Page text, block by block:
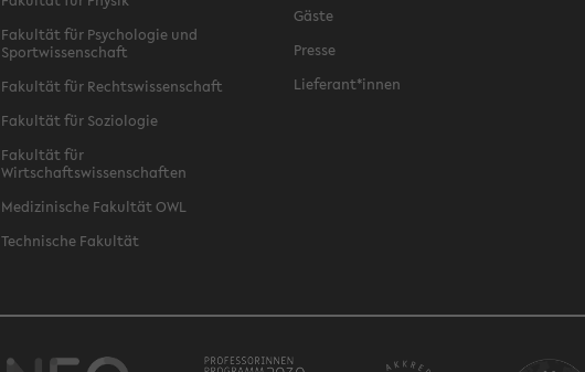
Fakultät für Psychologie und
Sportwissenschaft
Fakultät für Rechtswissenschaft
Fakultät für Soziologie
Fakultät für
Wirtschaftswissenschaften
Medizinische Fakultät OWL
Technische Fakultät
Gäste
Presse
Lieferant*innen